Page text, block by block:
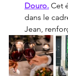
Douro. Cet
dans le
Jean,